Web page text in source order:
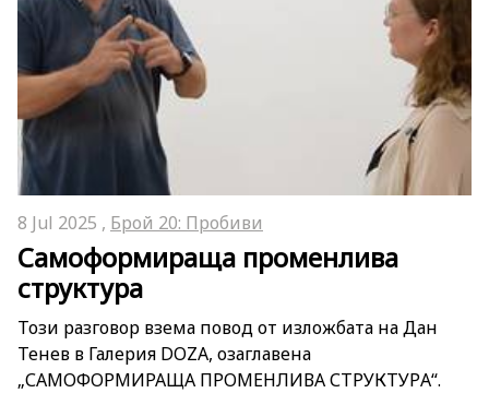
8 Jul 2025 , Брой 20: Пробиви
Самоформиращa променливa
структура
Този разговор взема повод от изложбата на Дан
Тенев в Галерия DOZA, озаглавена
„САМОФОРМИРАЩA ПРОМЕНЛИВA СТРУКТУРA“.